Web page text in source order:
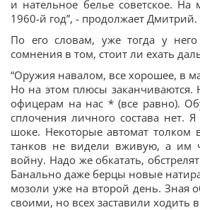
и нательное белье советское. На
1960-й год”, - продолжает Дмитрий.
По его словам, уже тогда у
сомнения в том, стоит ли ехать
“Оружия навалом, все хорошее, в
Но на этом плюсы заканчиваются.
офицерам на нас * (все равно).
сплочения личного состава нет.
шоке. Некоторые автомат толком
танков не видели вживую, а им
войну. Надо же обкатать,
Банально даже берцы новые
мозоли уже на второй день. Зная
своими, но всех заставили ходить